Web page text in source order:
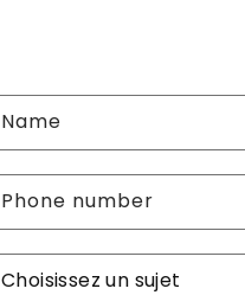
Name
Phone number
Sujet de votre demande